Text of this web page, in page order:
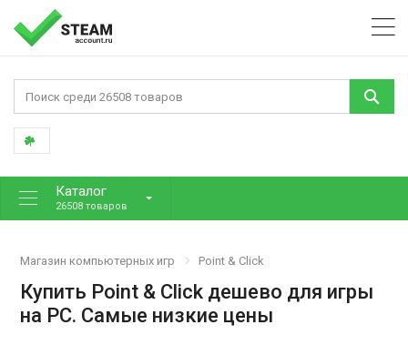
Каталог
26508 товаров
Магазин компьютерных игр Point & Click
Купить Point & Click дешево для игры
на PC. Самые низкие цены